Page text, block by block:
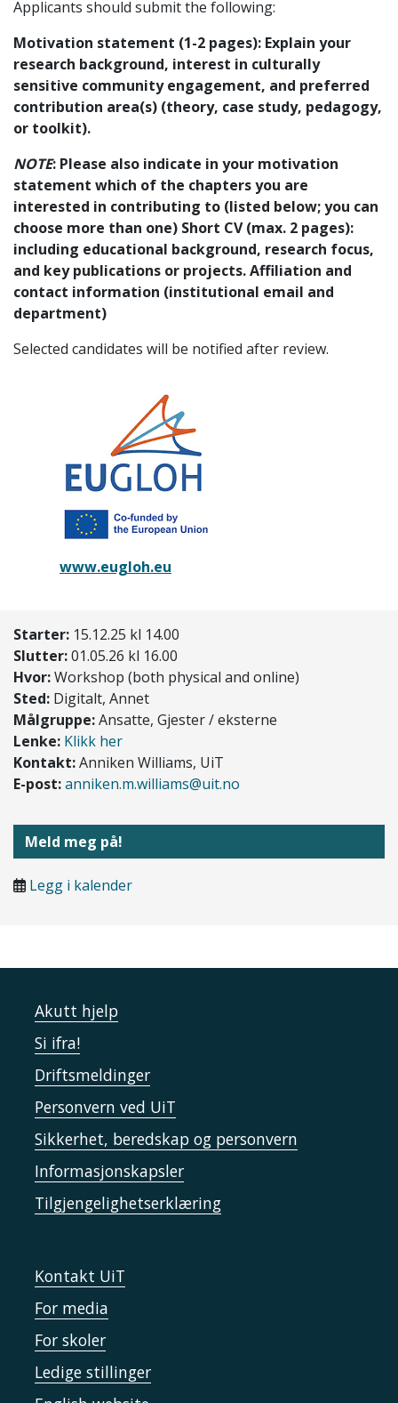
Applicants should submit the following:
Motivation statement (1-2 pages): Explain your
research background, interest in culturally
sensitive community engagement, and preferred
contribution area(s) (theory, case study, pedagogy,
or toolkit).
NOTE: Please also indicate in your motivation
statement which of the chapters you are
interested in contributing to (listed below; you can
choose more than one) Short CV (max. 2 pages):
including educational background, research focus,
and key publications or projects.Affiliation and
contact information (institutional email and
department)
Selected candidates will be notified after review.
www.eugloh.eu
Starter: 15.12.25 kl 14.00
Slutter:01.05.26 kl 16.00
Hvor:Workshop (both physical and online)
Sted: Digitalt, Annet
Målgruppe:Ansatte, Gjester / eksterne
Lenke: Klikk her
Kontakt:Anniken Williams, UiT
E-post:anniken.m.williams@uit.no
Meld meg på!
Legg i kalender
Akutt hjelp
Si ifra!
Driftsmeldinger
Personvern ved UiT
Sikkerhet, beredskap og personvern
Informasjonskapsler
Tilgjengelighetserklæring
Kontakt UiT
For media
For skoler
Ledige stillinger